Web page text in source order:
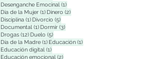
Desenganche Emocinal (1)1 entrada
Dia de la Mujer (1)1 entrada
Dinero (2)2 entradas
Disciplina (1)1 entrada
Divorcio (5)5 entradas
Documental (1)1 entrada
Dormir (3)3 entradas
Drogas (12)12 entradas
Duelo (5)5 entradas
Día de la Madre (1)1 entrada
Educación (1)1 entrada
Educación digital (1)1 entrada
Educación emocional (2)2 entradas